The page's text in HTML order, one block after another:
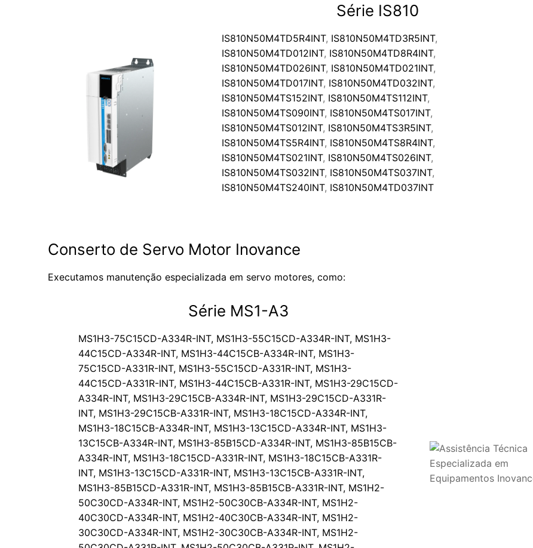
Série IS810
IS810N50M4TD5R4INT, IS810N50M4TD3R5INT,
IS810N50M4TD012INT, IS810N50M4TD8R4INT,
IS810N50M4TD026INT, IS810N50M4TD021INT,
IS810N50M4TD017INT, IS810N50M4TD032INT,
IS810N50M4TS152INT, IS810N50M4TS112INT,
IS810N50M4TS090INT, IS810N50M4TS017INT,
IS810N50M4TS012INT, IS810N50M4TS3R5INT,
IS810N50M4TS5R4INT, IS810N50M4TS8R4INT,
IS810N50M4TS021INT, IS810N50M4TS026INT,
IS810N50M4TS032INT, IS810N50M4TS037INT,
IS810N50M4TS240INT, IS810N50M4TD037INT
Conserto de Servo Motor Inovance
Executamos manutenção especializada em servo motores, como:
Série MS1-A3
MS1H3-75C15CD-A334R-INT, MS1H3-55C15CD-A334R-INT, MS1H3-
44C15CD-A334R-INT, MS1H3-44C15CB-A334R-INT, MS1H3-
75C15CD-A331R-INT, MS1H3-55C15CD-A331R-INT, MS1H3-
44C15CD-A331R-INT, MS1H3-44C15CB-A331R-INT, MS1H3-29C15CD-
A334R-INT, MS1H3-29C15CB-A334R-INT, MS1H3-29C15CD-A331R-
INT, MS1H3-29C15CB-A331R-INT, MS1H3-18C15CD-A334R-INT,
MS1H3-18C15CB-A334R-INT, MS1H3-13C15CD-A334R-INT, MS1H3-
13C15CB-A334R-INT, MS1H3-85B15CD-A334R-INT, MS1H3-85B15CB-
A334R-INT, MS1H3-18C15CD-A331R-INT, MS1H3-18C15CB-A331R-
INT, MS1H3-13C15CD-A331R-INT, MS1H3-13C15CB-A331R-INT,
MS1H3-85B15CD-A331R-INT, MS1H3-85B15CB-A331R-INT, MS1H2-
50C30CD-A334R-INT, MS1H2-50C30CB-A334R-INT, MS1H2-
40C30CD-A334R-INT, MS1H2-40C30CB-A334R-INT, MS1H2-
30C30CD-A334R-INT, MS1H2-30C30CB-A334R-INT, MS1H2-